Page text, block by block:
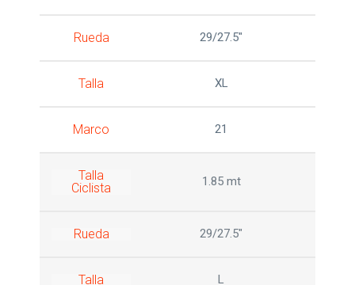
Rueda 29/27.5"
Talla XL
Marco 21
Talla
Ciclista
1.85 mt
Rueda 29/27.5"
Talla L